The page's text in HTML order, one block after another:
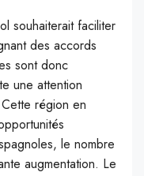
souhaiterait faciliter
des accords
sont donc
une attention
région en
le nombre
augmentation. Le